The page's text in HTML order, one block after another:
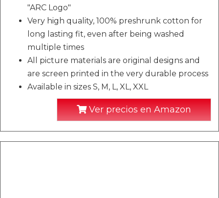
"ARC Logo"
Very high quality, 100% preshrunk cotton for
long lasting fit, even after being washed
multiple times
All picture materials are original designs and
are screen printed in the very durable process
Available in sizes S, M, L, XL, XXL
Ver precios en Amazon